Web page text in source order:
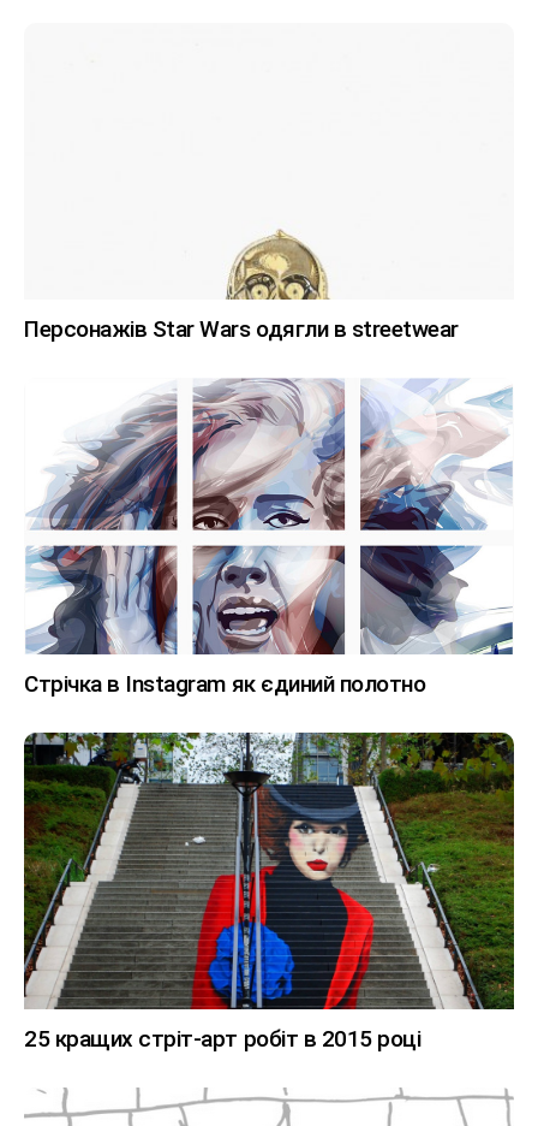
Персонажів Star Wars одягли в streetwear
Стрічка в Instagram як єдиний полотно
25 кращих стріт-арт робіт в 2015 році